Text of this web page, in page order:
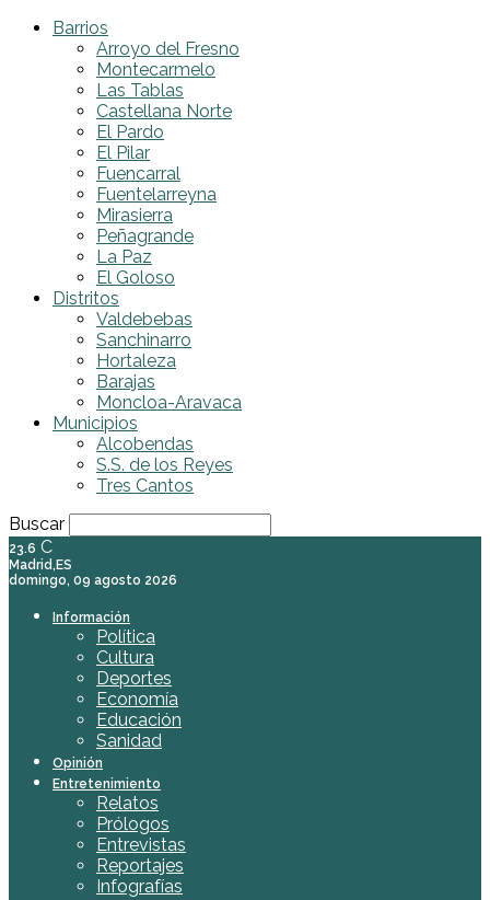
Barrios
Arroyo del Fresno
Montecarmelo
Las Tablas
Castellana Norte
El Pardo
El Pilar
Fuencarral
Fuentelarreyna
Mirasierra
Peñagrande
La Paz
El Goloso
Distritos
Valdebebas
Sanchinarro
Hortaleza
Barajas
Moncloa-Aravaca
Municipios
Alcobendas
S.S. de los Reyes
Tres Cantos
Buscar
23.6 C
Madrid,ES
domingo, 09 agosto 2026
Información
Política
Cultura
Deportes
Economía
Educación
Sanidad
Opinión
Entretenimiento
Relatos
Prólogos
Entrevistas
Reportajes
Infografías